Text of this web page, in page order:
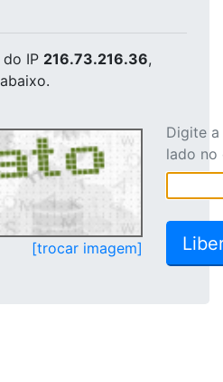
do IP 216.73.216.36,
[trocar imagem]
Digite
lado no